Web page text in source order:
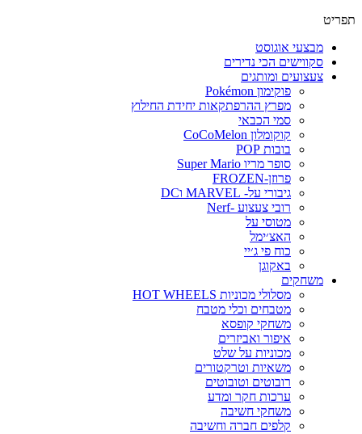
תפריט
מבצעי אוגוסט
סקווישים הכי נדירים
צעצועים ומותגים
פוקימון Pokémon
מפרץ ההרפתקאות יחידת החילוץ
סמי הכבאי
קוקומלון CoCoMelon
בובות POP
סופר מריו Super Mario
פרוזן-FROZEN
גיבורי על- MARVEL וDC
רובי צעצוע -Nerf
מטוסי על
האצ׳ימל
כוח פי ג׳יי
באקוגן
משחקים
מסלולי מכוניות HOT WHEELS
מטבחים וכלי מטבח
משחקי קופסא
איפור ואביזרים
מכוניות על שלט
משאיות וטרקטורים
רובוטים וטובוטים
ערכות חקר ומדע
משחקי חשיבה
קלפים חברה וחשיבה